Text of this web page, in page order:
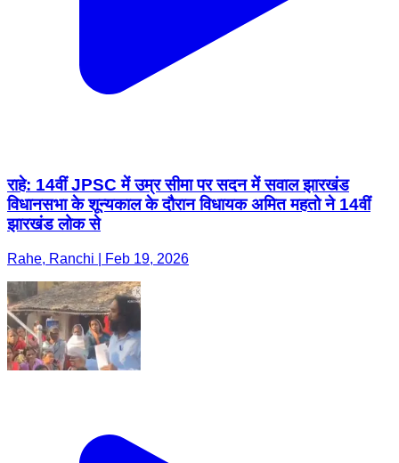
राहे: 14वीं JPSC में उम्र सीमा पर सदन में सवाल झारखंड
विधानसभा के शून्यकाल के दौरान विधायक अमित महतो ने 14वीं
झारखंड लोक से
Rahe, Ranchi | Feb 19, 2026